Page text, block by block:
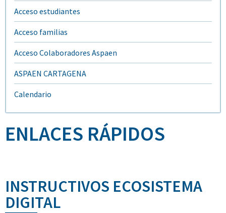
Acceso estudiantes
Acceso familias
Acceso Colaboradores Aspaen
ASPAEN CARTAGENA
Calendario
ENLACES RÁPIDOS
INSTRUCTIVOS ECOSISTEMA
DIGITAL